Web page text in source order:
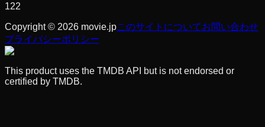
122
Copyright © 2026 movie.jpこのサイトについてお問い合わせ
プライバシーポリシー
This product uses the TMDB API but is not endorsed or
certified by TMDB.